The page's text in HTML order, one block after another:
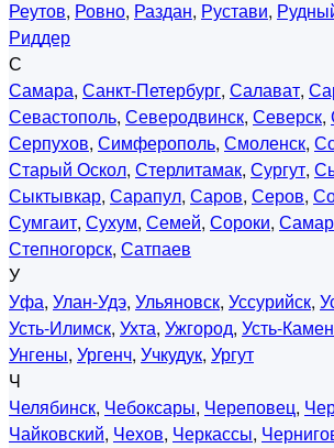
Реутов, Ровно, Раздан, Рустави,
Риддер
С
Самара, Санкт-Петербург, Салават,
Севастополь, Северодвинск, Северск,
Серпухов, Симферополь, Смоленск,
Старый Оскол, Стерлитамак, Сургут,
Сыктывкар, Сарапул, Саров, Серов,
Сумгаит, Сухум, Семей, Сороки,
Степногорск, Сатпаев
У
Уфа, Улан-Удэ, Ульяновск, Уссурийск,
Усть-Илимск, Ухта, Ужгород, Усть-
Унгены, Ургенч, Учкудук, Ургут
Ч
Челябинск, Чебоксары, Череповец,
Чайковский, Чехов, Черкассы,